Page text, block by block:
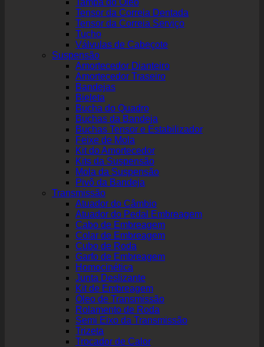
Tampa do Óleo
Tensor da Correia Dentada
Tensor da Correia Serviço
Tucho
Válvulas de Cabeçote
Suspensão
Amortecedor Dianteiro
Amortecedor Traseiro
Bandejas
Bieleta
Bucha do Quadro
Buchas da Bandeja
Buchas Tensor e Estabilizador
Feixe de Mola
Kit do Amortecedor
Kits da Suspensão
Mola da Suspensão
Pivô da Bandeja
Transmissão
Atuador do Câmbio
Atuador do Pedal Embreagem
Cabo de Embreagem
Colar de Embreagem
Cubo de Roda
Garfo de Embreagem
Homocinética
Junta Deslizante
Kit de Embreagem
Óleo de Transmissão
Rolamento de Roda
Semi Eixo da Transmissão
Trizeta
Trocador de Calor